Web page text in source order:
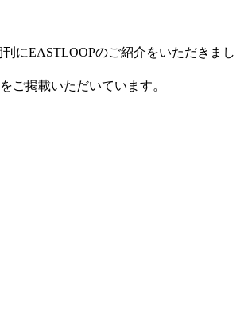
刊にEASTLOOPのご紹介をいただきまし
ご掲載いただいています。